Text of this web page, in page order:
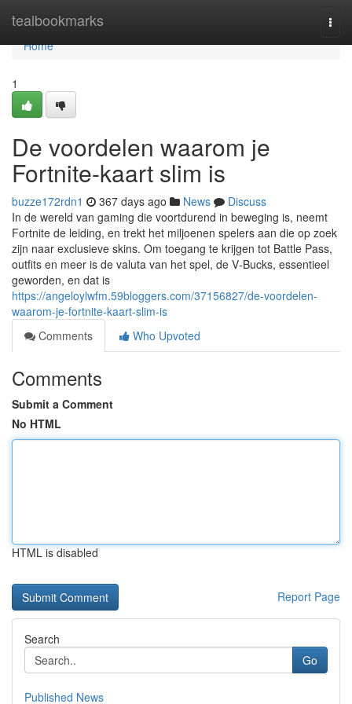
tealbookmarks
Home
Home
1
De voordelen waarom je
Fortnite-kaart slim is
buzze172rdn1 367 days ago News
Discuss
In de wereld van gaming die voortdurend in beweging is, neemt
Fortnite de leiding, en trekt het miljoenen spelers aan die op zoek
zijn naar exclusieve skins. Om toegang te krijgen tot Battle Pass,
outfits en meer is de valuta van het spel, de V‑Bucks, essentieel
geworden, en dat is
https://angeloylwfm.59bloggers.com/37156827/de-voordelen-
waarom-je-fortnite-kaart-slim-is
Comments
Who Upvoted
Comments
Submit a Comment
No HTML
HTML is disabled
Report Page
Search
Go
Published News